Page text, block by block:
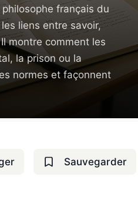
français du
liens entre savoir,
montre comment les
la prison ou la
normes et façonnent
Sauvegarder